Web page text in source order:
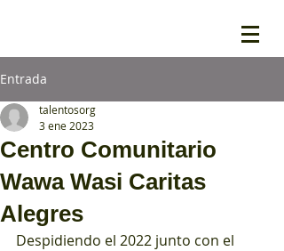
Entrada
Centro Comunitario
Wawa Wasi Caritas
Alegres
talentosorg
3 ene 2023
Despidiendo el 2022 junto con el